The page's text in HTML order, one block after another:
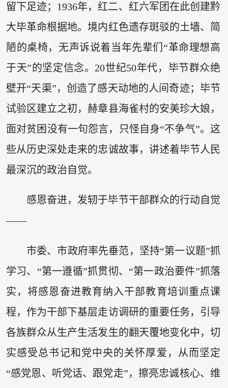
留下足迹；1936年，红二、红六军团在此创建黔
大毕革命根据地。境内红色遗存斑驳的土墙、简
陋的桌椅，无声诉说着当年先辈们“革命理想高
于天”的坚定信念。20世纪50年代，毕节群众绝
壁开“天渠”，创造了感天动地的人间奇迹；毕节
试验区建立之初，赫章县海雀村的安美珍大娘，
面对贫困没有一句怨言，只怪自身“不争气”。这
些从历史深处走来的忠诚故事，讲述着毕节人民
最深沉的政治自觉。
感恩奋进，发轫于毕节干部群众的行动自觉
——
市委、市政府率先垂范，坚持“第一议题”抓
学习、“第一遵循”抓贯彻、“第一政治要件”抓落
实，将感恩奋进教育纳入干部教育培训重点课
程，作为干部下基层走访调研的重要任务，引导
各族群众从生产生活发生的翻天覆地变化中，切
实感受总书记和党中央的关怀厚爱，从而坚定
“感党恩、听党话、跟党走”，擦亮忠诚核心、维